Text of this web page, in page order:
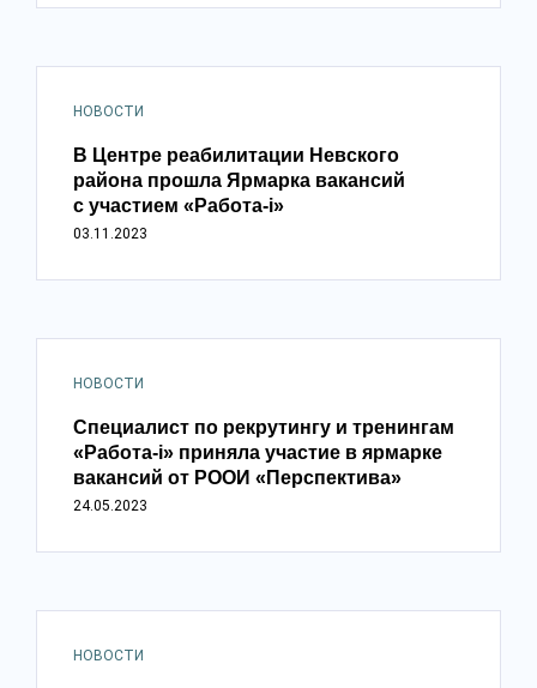
НОВОСТИ
В Центре реабилитации Невского
района прошла Ярмарка вакансий
с участием «Работа-i»
03.11.2023
НОВОСТИ
Специалист по рекрутингу и тренингам
«Работа-i» приняла участие в ярмарке
вакансий от РООИ «Перспектива»
24.05.2023
НОВОСТИ